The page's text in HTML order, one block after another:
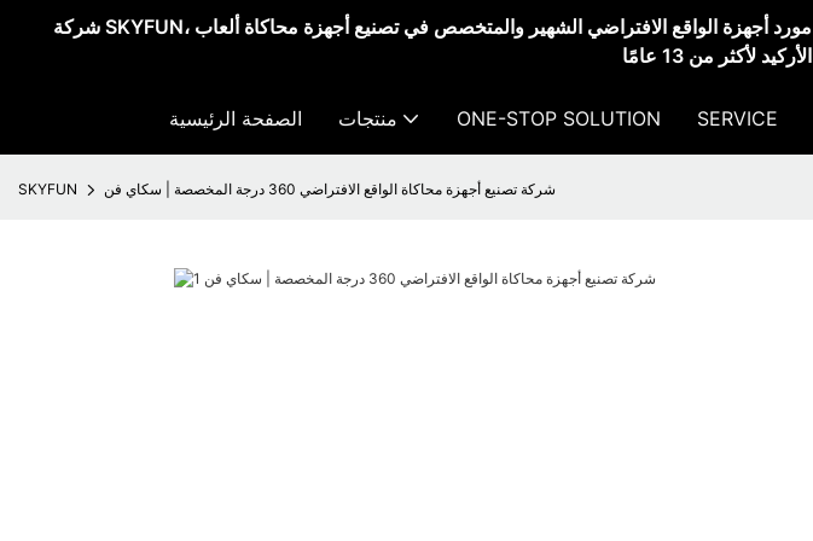
شركة SKYFUN، مورد أجهزة الواقع الافتراضي الشهير والمتخصص في تصنيع أجهزة محاكاة ألعاب
الأركيد لأكثر من 13 عامًا
الصفحة الرئيسية منتجات ONE-STOP SOLUTION SERVICE
SKYFUN شركة تصنيع أجهزة محاكاة الواقع الافتراضي 360 درجة المخصصة | سكاي فن